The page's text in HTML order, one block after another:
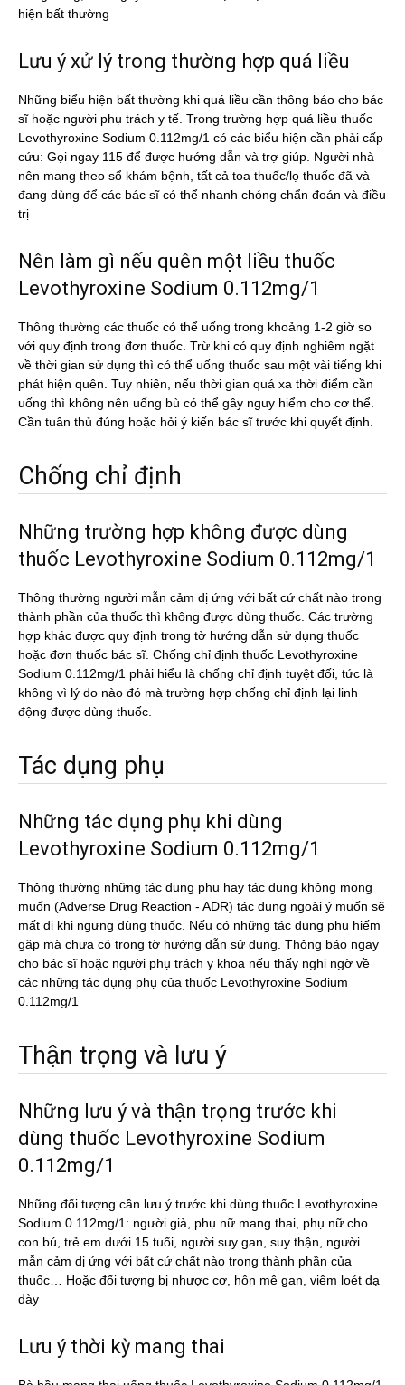
hiện bất thường
Lưu ý xử lý trong thường hợp quá liều
Những biểu hiện bất thường khi quá liều cần thông báo cho bác
sĩ hoặc người phụ trách y tế. Trong trường hợp quá liều thuốc
Levothyroxine Sodium 0.112mg/1 có các biểu hiện cần phải cấp
cứu: Gọi ngay 115 để được hướng dẫn và trợ giúp. Người nhà
nên mang theo sổ khám bệnh, tất cả toa thuốc/lọ thuốc đã và
đang dùng để các bác sĩ có thể nhanh chóng chẩn đoán và điều
trị
Nên làm gì nếu quên một liều thuốc
Levothyroxine Sodium 0.112mg/1
Thông thường các thuốc có thể uống trong khoảng 1-2 giờ so
với quy định trong đơn thuốc. Trừ khi có quy định nghiêm ngặt
về thời gian sử dụng thì có thể uống thuốc sau một vài tiếng khi
phát hiện quên. Tuy nhiên, nếu thời gian quá xa thời điểm cần
uống thì không nên uống bù có thể gây nguy hiểm cho cơ thể.
Cần tuân thủ đúng hoặc hỏi ý kiến bác sĩ trước khi quyết định.
Chống chỉ định
Những trường hợp không được dùng
thuốc Levothyroxine Sodium 0.112mg/1
Thông thường người mẫn cảm dị ứng với bất cứ chất nào trong
thành phần của thuốc thì không được dùng thuốc. Các trường
hợp khác được quy định trong tờ hướng dẫn sử dụng thuốc
hoặc đơn thuốc bác sĩ. Chống chỉ định thuốc Levothyroxine
Sodium 0.112mg/1 phải hiểu là chống chỉ định tuyệt đối, tức là
không vì lý do nào đó mà trường hợp chống chỉ định lại linh
động được dùng thuốc.
Tác dụng phụ
Những tác dụng phụ khi dùng
Levothyroxine Sodium 0.112mg/1
Thông thường những tác dụng phụ hay tác dụng không mong
muốn (Adverse Drug Reaction - ADR) tác dụng ngoài ý muốn sẽ
mất đi khi ngưng dùng thuốc. Nếu có những tác dụng phụ hiếm
gặp mà chưa có trong tờ hướng dẫn sử dụng. Thông báo ngay
cho bác sĩ hoặc người phụ trách y khoa nếu thấy nghi ngờ về
các những tác dụng phụ của thuốc Levothyroxine Sodium
0.112mg/1
Thận trọng và lưu ý
Những lưu ý và thận trọng trước khi
dùng thuốc Levothyroxine Sodium
0.112mg/1
Những đối tượng cần lưu ý trước khi dùng thuốc Levothyroxine
Sodium 0.112mg/1: người già, phụ nữ mang thai, phụ nữ cho
con bú, trẻ em dưới 15 tuổi, người suy gan, suy thận, người
mẫn cảm dị ứng với bất cứ chất nào trong thành phần của
thuốc… Hoặc đối tượng bị nhược cơ, hôn mê gan, viêm loét dạ
dày
Lưu ý thời kỳ mang thai